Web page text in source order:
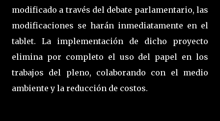
modificado a través del debate parlamentario, las
modificaciones se harán inmediatamente en el
tablet. La implementación de dicho proyecto
elimina por completo el uso del papel en los
trabajos del pleno, colaborando con el medio
ambiente y la reducción de costos.